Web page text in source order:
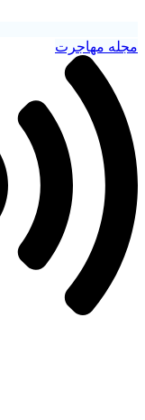
مجله مهاجرت